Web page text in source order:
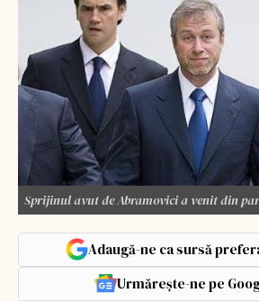
Sprijinul avut de Abramovici a venit din
Adaugă-ne ca sursă
Urmărește-ne pe